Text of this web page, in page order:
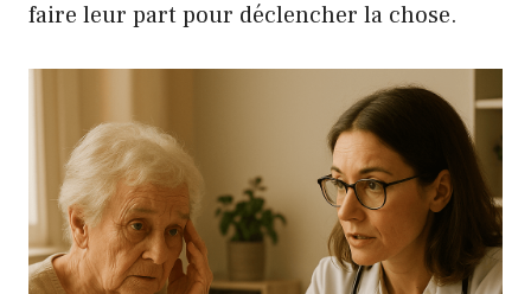
faire leur part pour déclencher la chose.